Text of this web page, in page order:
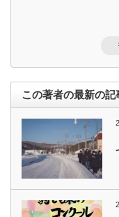
この著者の最新の記